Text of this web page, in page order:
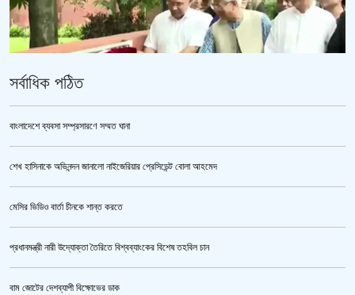
‘জুলাই গণঅভ্যুত্থান স্মৃতি জাদুঘর’ উদ্বোধন করলেন প্রধানমন্ত্রী
সর্বাধিক পঠিত
বাংলাদেশে ব্যবসা সম্প্রসারণে সম্মত ঘানা
শেখ হাসিনাকে অভিনন্দন জানালো নাইজেরিয়ার প্রেসিডেন্ট বোলা আহমেদ
মেসির ভিডিও বার্তা চীনকে শান্ত করতে
প্রধানমন্ত্রী নারী উদ্যোক্তা তৈরিতে বিশ্বব্যাংকের বিশেষ তহবিল চান
বাম জোটের দেশব্যাপী বিক্ষোভের ডাক